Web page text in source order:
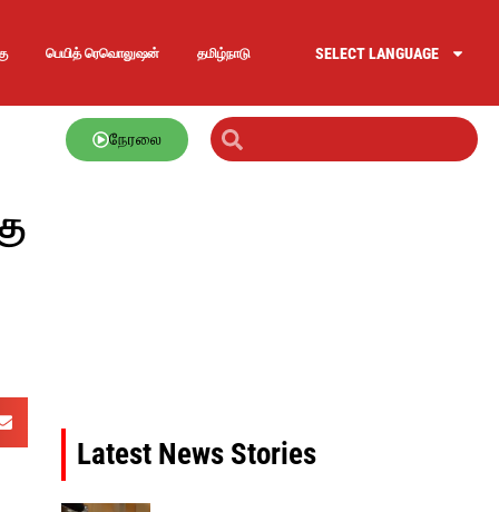
பெயித் ரெவொலுஷன் தமிழ்நாடு SELECT LANGUAGE
நேரலை
Latest News Stories